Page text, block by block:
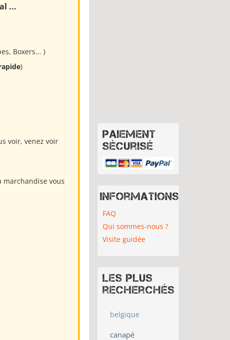
...
Boxers... )
)
voir, venez voir
vous
Paiement
sécurisé
Informations
FAQ
Qui sommes-nous ?
Visite guidée
Les plus
recherchés
belgique
canapé